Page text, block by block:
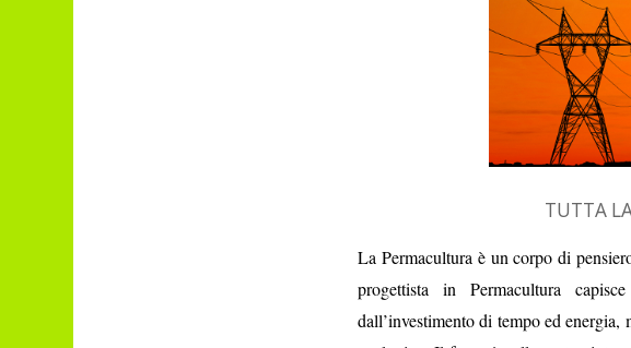
TUTTA
La Permacultura è un corpo di
progettista in Permacultura
dall’investimento di tempo ed